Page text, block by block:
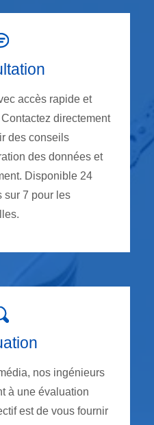
accès rapide et
directement
des conseils
des données et
Disponible 24
sur 7 pour les
nos ingénieurs
à une évaluation
est de vous fournir